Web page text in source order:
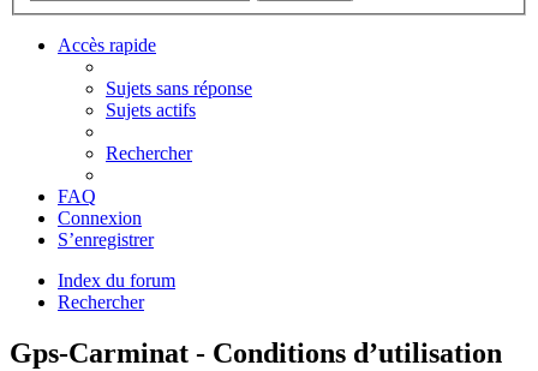
Accès rapide
Sujets sans réponse
Sujets actifs
Rechercher
FAQ
Connexion
S’enregistrer
Index du forum
Rechercher
Gps-Carminat - Conditions d’utilisation